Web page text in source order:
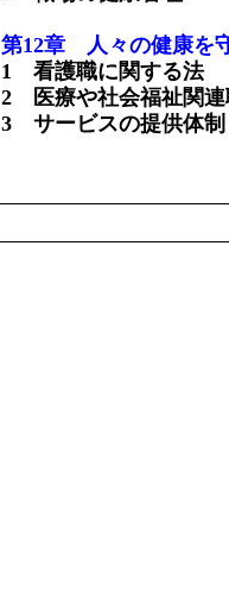
第12章 人々の健康を
1 看護職に関する法
2 医療や社会福祉関連
3 サービスの提供体制